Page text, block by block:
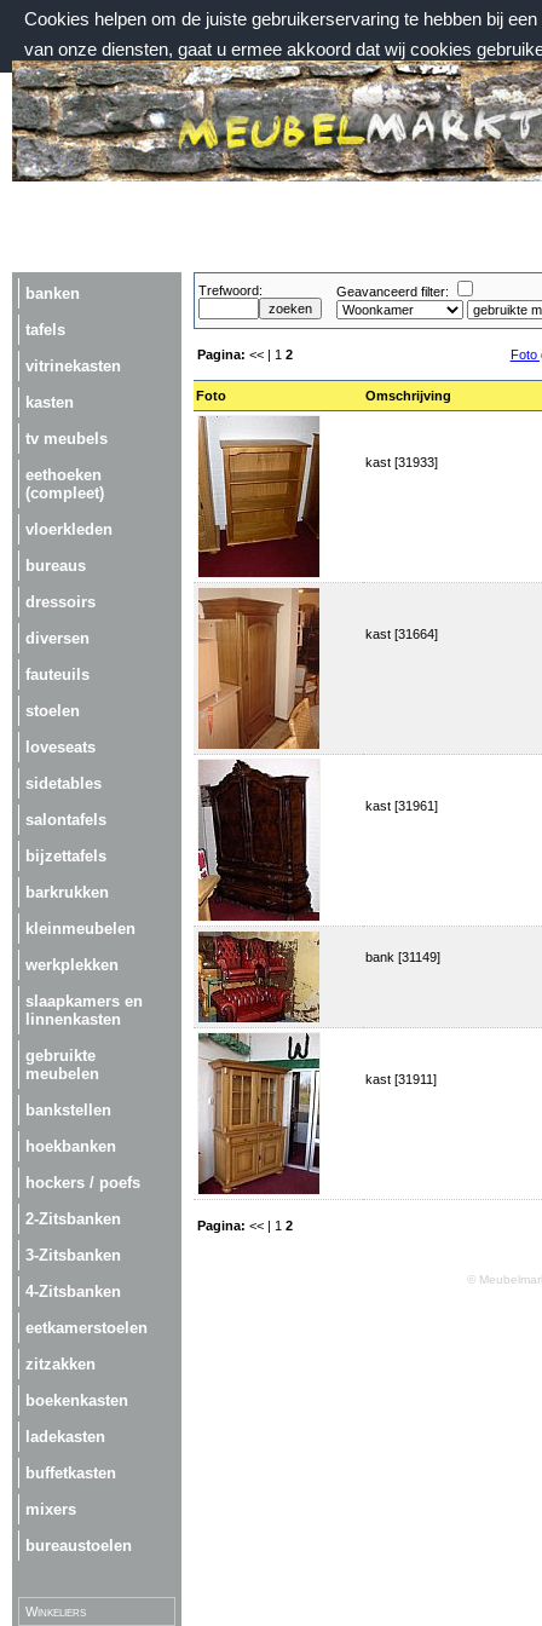
Cookies helpen om de juiste gebruikerservaring te hebben bij
van onze diensten, gaat u ermee akkoord dat wij cookies
zondag 9 augustus 2026, 09:24 uur
Welkom bij Meubelmarktplein.nl
banken
tafels
vitrinekasten
kasten
tv meubels
eethoeken
(compleet)
vloerkleden
bureaus
dressoirs
diversen
fauteuils
stoelen
loveseats
sidetables
salontafels
bijzettafels
barkrukken
kleinmeubelen
werkplekken
slaapkamers en
linnenkasten
gebruikte
meubelen
bankstellen
hoekbanken
hockers / poefs
2-Zitsbanken
3-Zitsbanken
4-Zitsbanken
eetkamerstoelen
zitzakken
boekenkasten
ladekasten
buffetkasten
mixers
bureaustoelen
Winkeliers
Trefwoord: Geavanceerd filter:
Pagina: << | 1 2 Foto
Foto Omschrijving
kast [31933]
kast [31664]
kast [31961]
bank [31149]
kast [31911]
Pagina: << | 1 2
©